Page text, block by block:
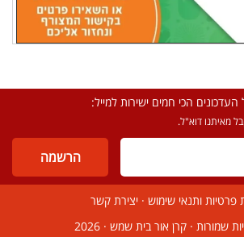
הכי חמים ישירות למייל:
מאיתנו דוא"ל.
פרטיות ותנאי שימוש · יצירת קשר
שמורות ·קרן אור בית שמש · 2026